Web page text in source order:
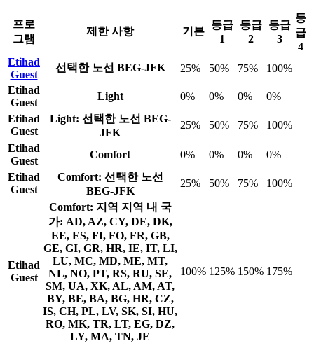
프로
그램
제한 사항 기본
등급
1
등급
2
등급
3
등
급
4
Etihad
Guest
선택한 노선 BEG-JFK 25% 50% 75%
100%
Etihad
Guest
Light 0% 0% 0%
0%
Etihad
Guest
Light: 선택한 노선 BEG-
JFK
25% 50% 75%
100%
Etihad
Guest
Comfort 0% 0% 0%
0%
Etihad
Guest
Comfort: 선택한 노선
BEG-JFK
25% 50% 75% 100%
Etihad
Guest
Comfort: 지역 지역 내 국
가: AD, AZ, CY, DE, DK,
EE, ES, FI, FO, FR, GB,
GE, GI, GR, HR, IE, IT, LI,
LU, MC, MD, ME, MT,
NL, NO, PT, RS, RU, SE,
SM, UA, XK, AL, AM, AT,
BY, BE, BA, BG, HR, CZ,
IS, CH, PL, LV, SK, SI, HU,
RO, MK, TR, LT, EG, DZ,
LY, MA, TN, JE
100% 125% 150% 175%